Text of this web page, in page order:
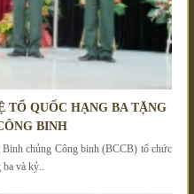
TỔ QUỐC HẠNG BA TẶNG
BINH
chủng Công binh (BCCB) tổ chức
và kỷ..